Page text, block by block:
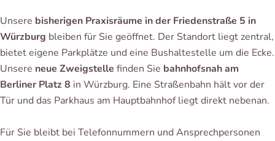
Unsere bisherigen Praxisräume in der Friedenstraße 5 in
Würzburg bleiben für Sie geöffnet. Der Standort liegt zentral,
bietet eigene Parkplätze und eine Bushaltestelle um die Ecke.
Unsere neue Zweigstelle finden Sie bahnhofsnah am
Berliner Platz 8 in Würzburg. Eine Straßenbahn hält vor der
Tür und das Parkhaus am Hauptbahnhof liegt direkt nebenan.
Für Sie bleibt bei Telefonnummern und Ansprechpersonen